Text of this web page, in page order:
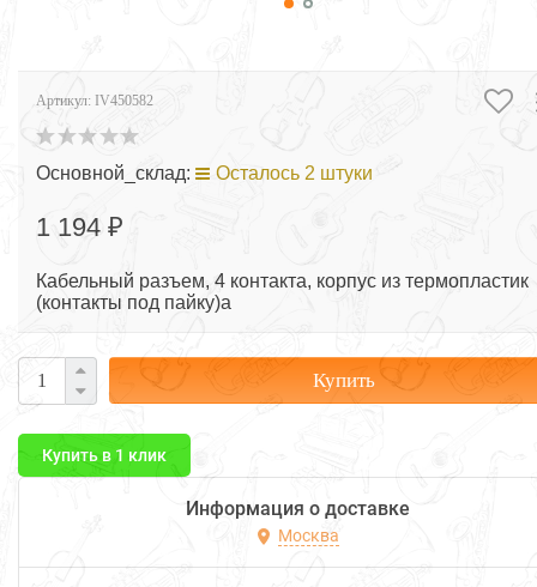
Артикул: IV450582
Основной_склад: Осталось 2 штуки
1 194 ₽
Кабельный разъем, 4 контакта, корпус из термопластик
(контакты под пайку)а
Купить
Купить в 1 клик
Информация о доставке
Москва